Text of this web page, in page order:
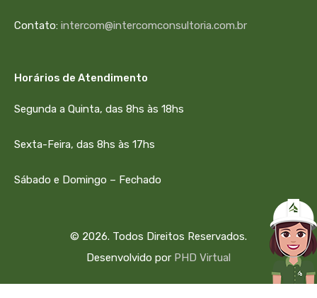
Contato: intercom@intercomconsultoria.com.br
Horários de Atendimento
Segunda a Quinta, das 8hs às 18hs
Sexta-Feira, das 8hs às 17hs
Sábado e Domingo – Fechado
© 2026. Todos Direitos Reservados.
Desenvolvido por PHD Virtual